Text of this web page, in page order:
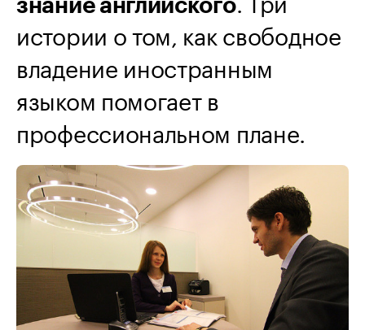
знание английского
истории о том, как свободное
владение иностранным
языком помогает в
профессиональном плане.